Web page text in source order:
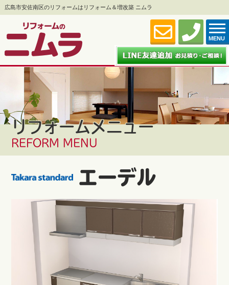
広島市安佐南区のリフォームはリフォーム＆増改築 ニムラ
MENU
リフォームメニュー
REFORM MENU
エーデル